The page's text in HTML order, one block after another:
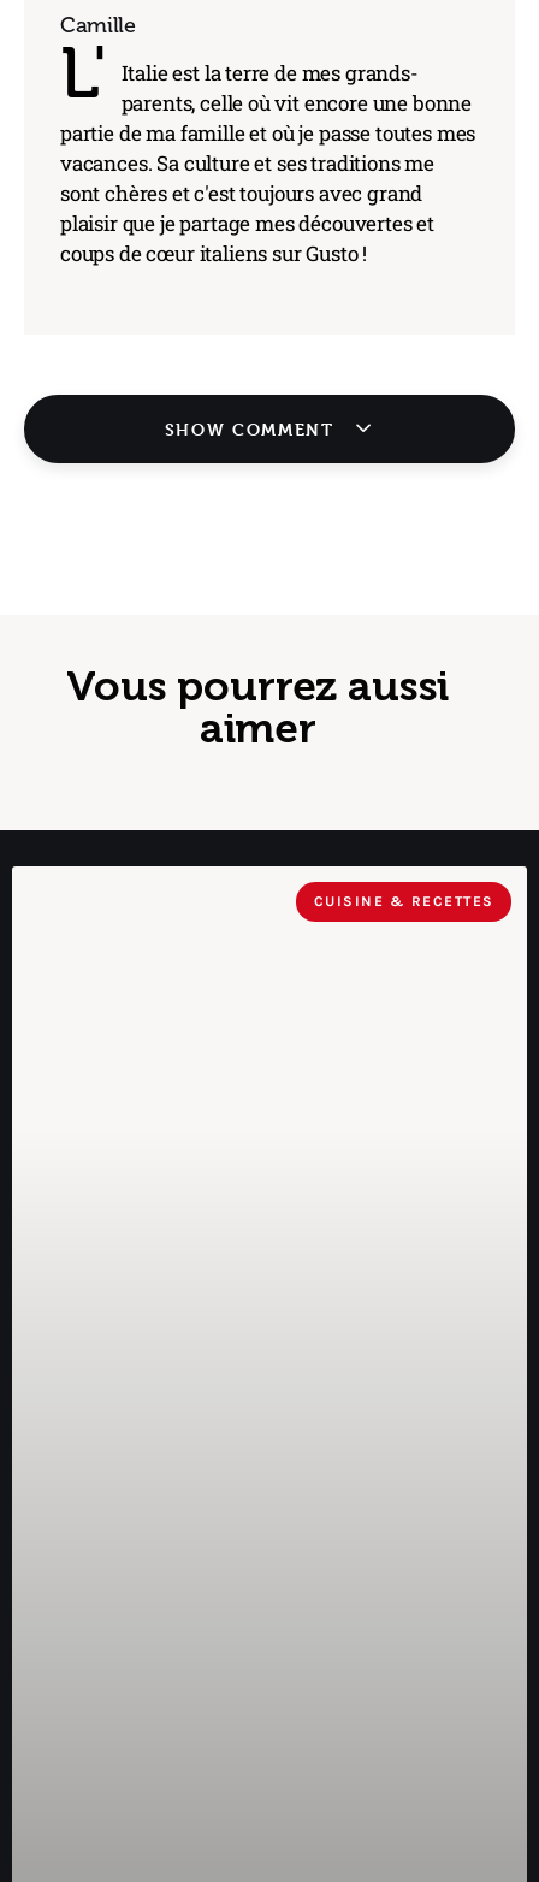
Camille
L'
Italie est la terre de mes grands-
parents, celle où vit encore une bonne
partie de ma famille et où je passe toutes mes
vacances. Sa culture et ses traditions me
sont chères et c'est toujours avec grand
plaisir que je partage mes découvertes et
coups de cœur italiens sur Gusto !
SHOW COMMENT
Vous pourrez aussi
aimer
CUISINE & RECETTES